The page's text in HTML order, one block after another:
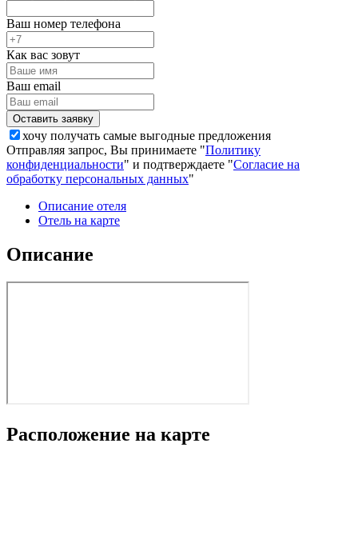
Ваш номер телефона
Как вас зовут
Ваш email
хочу получать самые выгодные предложения
Отправляя запрос, Вы принимаете "Политику
конфиденциальности" и подтверждаете "Согласие на
обработку персональных данных"
Описание отеля
Отель на карте
Описание
Расположение на карте